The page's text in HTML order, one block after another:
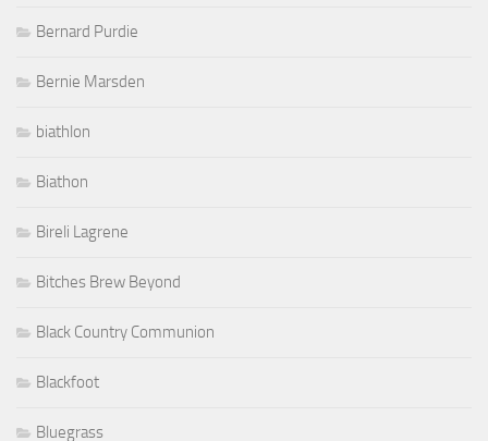
Bernard Purdie
Bernie Marsden
biathlon
Biathon
Bireli Lagrene
Bitches Brew Beyond
Black Country Communion
Blackfoot
Bluegrass